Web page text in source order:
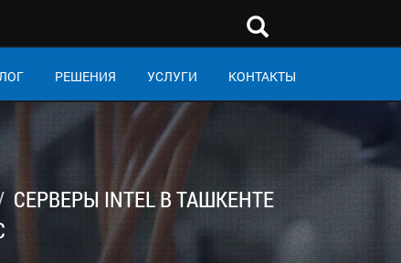
РЕШЕНИЯ УСЛУГИ КОНТАКТЫ
СЕРВЕРЫ INTEL В ТАШКЕНТЕ